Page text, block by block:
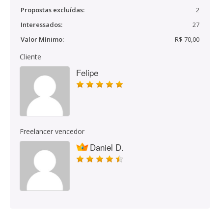
Propostas excluídas:
2
Interessados:
27
Valor Mínimo:
R$ 70,00
Cliente
Felipe
Freelancer vencedor
Daniel D.